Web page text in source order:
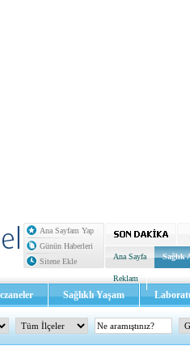
Ana Sayfam Yap
Günün Haberleri
Sitene Ekle
Ana Sayfa Sağlık
Reklam
Sağlıklı Yaşam